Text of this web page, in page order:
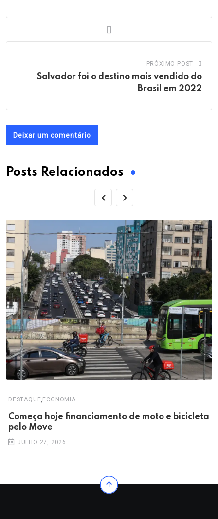
PRÓXIMO POST
Salvador foi o destino mais vendido do
Brasil em 2022
Deixar um comentário
Posts Relacionados
DESTAQUE, ECONOMIA
Começa hoje financiamento de moto e bicicleta
pelo Move
JULHO 27, 2026